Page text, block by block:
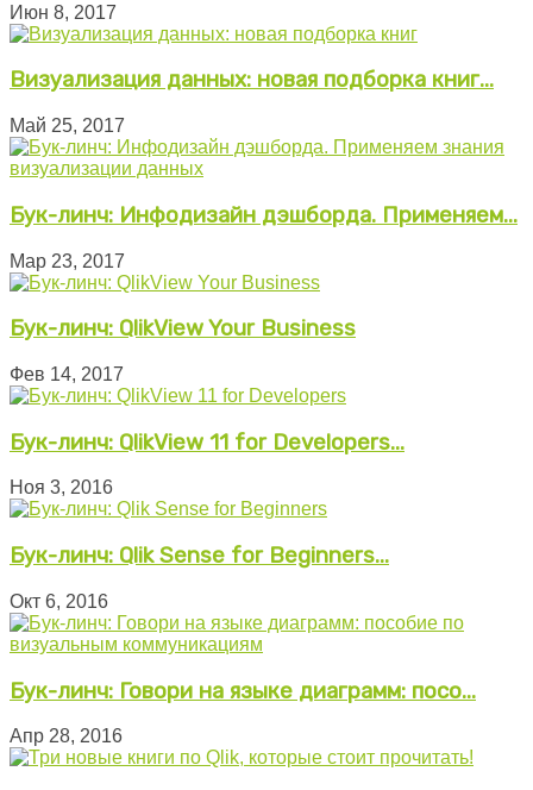
Июн 8, 2017
Визуализация данных: новая подборка книг...
Май 25, 2017
Бук-линч: Инфодизайн дэшборда. Применяем...
Мар 23, 2017
Бук-линч: QlikView Your Business
Фев 14, 2017
Бук-линч: QlikView 11 for Developers...
Ноя 3, 2016
Бук-линч: Qlik Sense for Beginners...
Окт 6, 2016
Бук-линч: Говори на языке диаграмм: посо...
Апр 28, 2016